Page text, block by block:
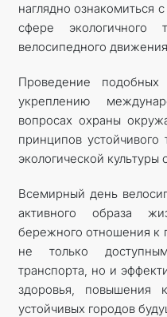
наглядно
сфере экологичного
велосипедного
Проведение подобных
укреплению
вопросах охраны
принципов
экологической культуры
Всемирный день
активного образа
бережного отношения к
не только
транспорта, но и
здоровья, повышения
устойчивых городов